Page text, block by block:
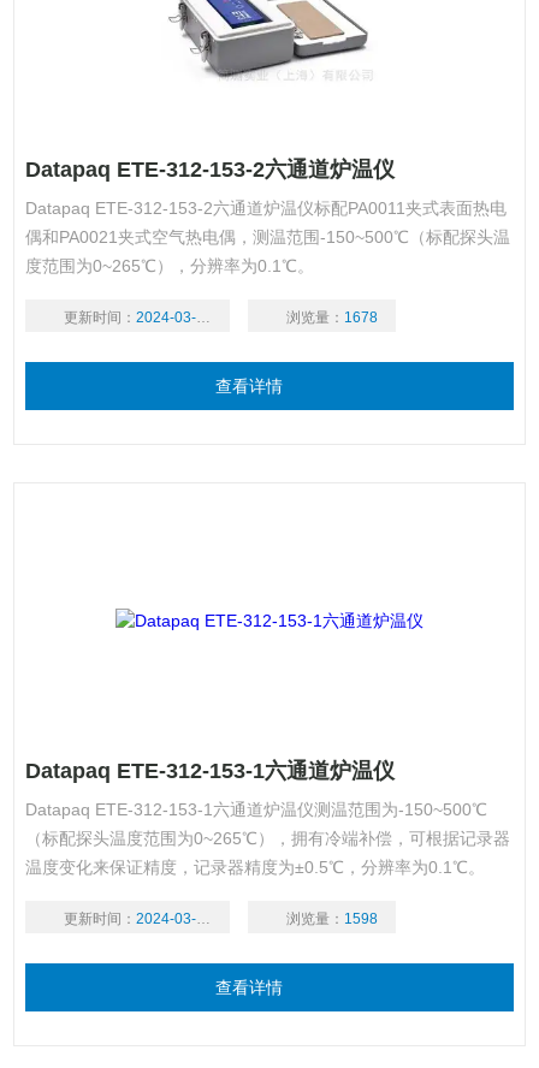
Datapaq ETE-312-153-2六通道炉温仪
Datapaq ETE-312-153-2六通道炉温仪标配PA0011夹式表面热电
偶和PA0021夹式空气热电偶，测温范围-150~500℃（标配探头温
度范围为0~265℃），分辨率为0.1℃。
更新时间： 2024-03-18 浏览量： 1678
查看详情
Datapaq ETE-312-153-1六通道炉温仪
Datapaq ETE-312-153-1六通道炉温仪测温范围为-150~500℃
（标配探头温度范围为0~265℃），拥有冷端补偿，可根据记录器
温度变化来保证精度，记录器精度为±0.5℃，分辨率为0.1℃。
更新时间： 2024-03-18 浏览量： 1598
查看详情